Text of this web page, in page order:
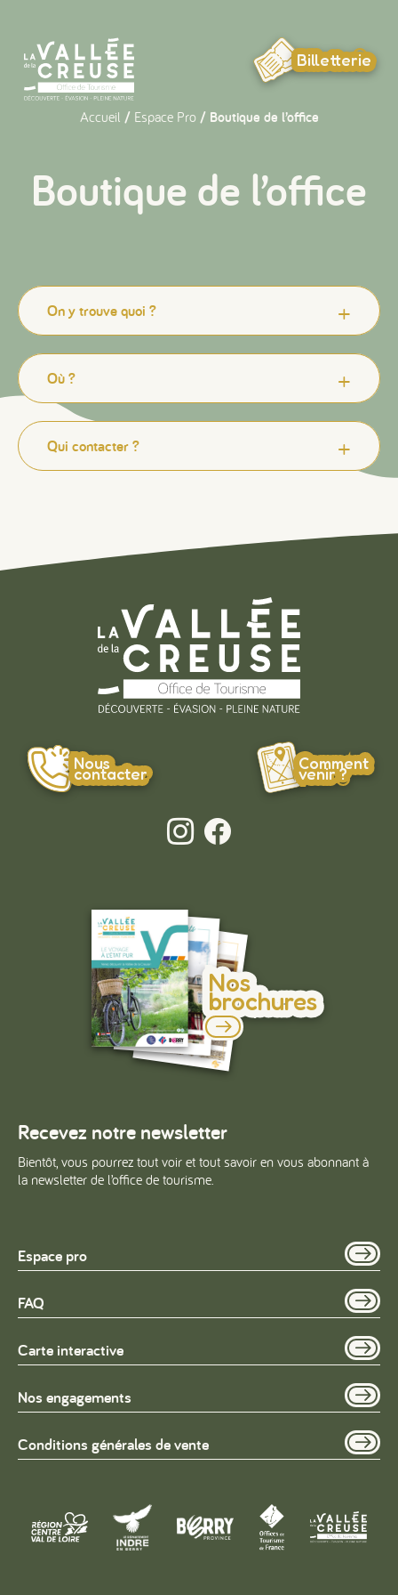
Billetterie
Accueil / Espace Pro / Boutique de l’office
Boutique de l’office
On y trouve quoi ?
Où ?
Qui contacter ?
Nous
contacter
Comment
venir ?
Nos
brochures
Recevez notre newsletter
Bientôt, vous pourrez tout voir et tout savoir en vous abonnant à
la newsletter de l’office de tourisme.
Espace pro
FAQ
Carte interactive
Nos engagements
Conditions générales de vente
# #